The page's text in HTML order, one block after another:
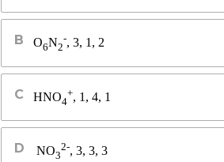
O6N2
-, 3, 1, 2
HNO4
+, 1, 4, 1
NO3
2-, 3, 3, 3